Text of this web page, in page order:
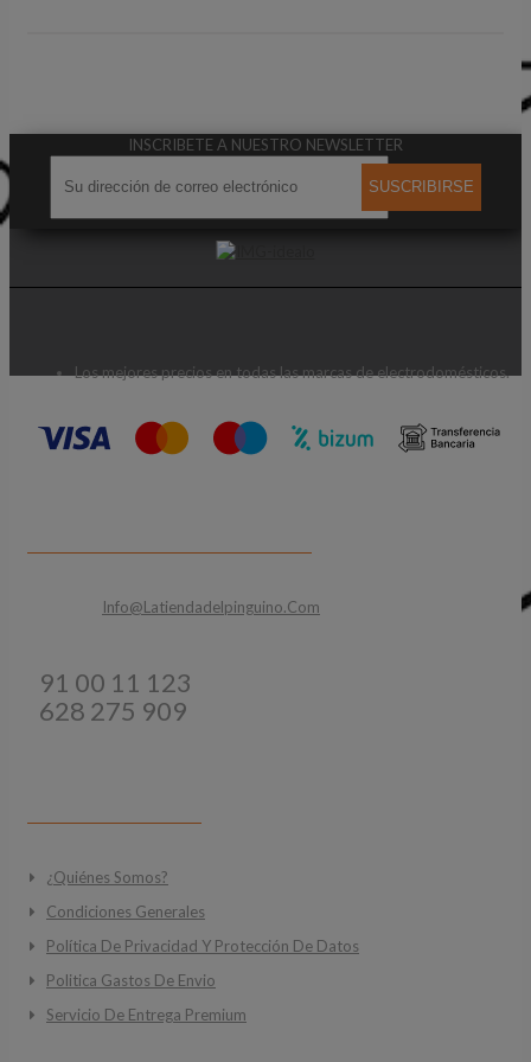
INSCRIBETE A NUESTRO NEWSLETTER
SUSCRIBIRSE
Los mejores precios en todas las marcas de electrodomésticos.
Info@latiendadelpinguino.com
91 00 11 123
628 275 909
¿Quiénes Somos?
Condiciones Generales
Política De Privacidad Y Protección De Datos
Politica Gastos De Envio
Servicio De Entrega Premium